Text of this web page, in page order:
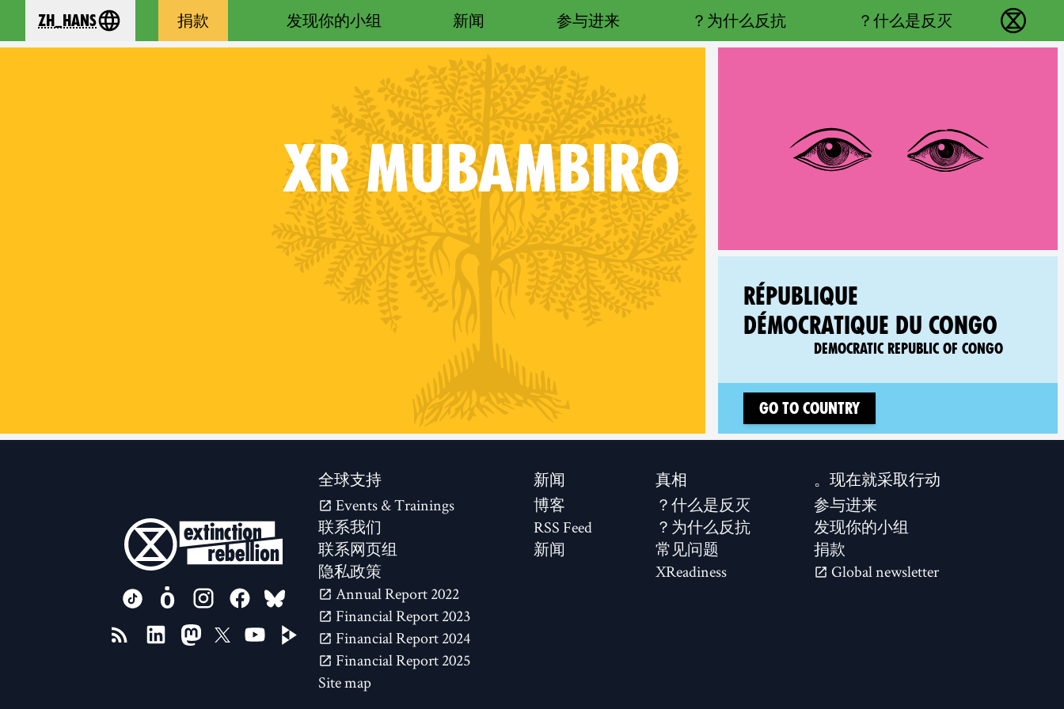
反抗灭绝 - Home
什么是反灭？
为什么反抗？
参与进来
新闻
发现你的小组
捐款
your language
zh_Hans
XRMUBAMBIRO
RELATED COUNTRY GROUP:
RÉPUBLIQUE
DÉMOCRATIQUE DU CONGO
DEMOCRATIC REPUBLIC OF CONGO
Go to country
现在就采取行动。
参与进来
发现你的小组
捐款
Global newsletter
真相
什么是反灭？
为什么反抗？
常见问题
XReadiness
新闻
博客
RSS Feed
新闻
全球支持
Events & Trainings
联系我们
联系网页组
隐私政策
2022 Annual Report
2023 Financial Report
2024 Financial Report
2025 Financial Report
Site map
FOLLOW US ON